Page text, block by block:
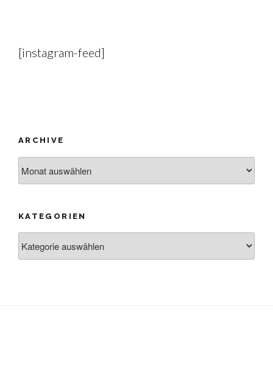
[instagram-feed]
ARCHIVE
KATEGORIEN